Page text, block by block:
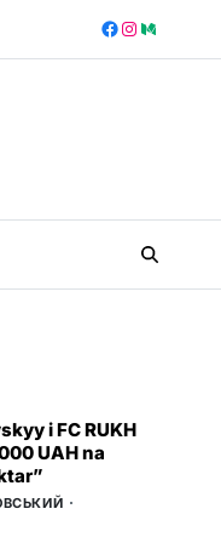
i FC RUKH
UAH na